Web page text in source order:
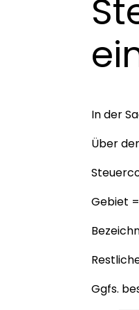
In der
Über
Gebiet
Ggfs.